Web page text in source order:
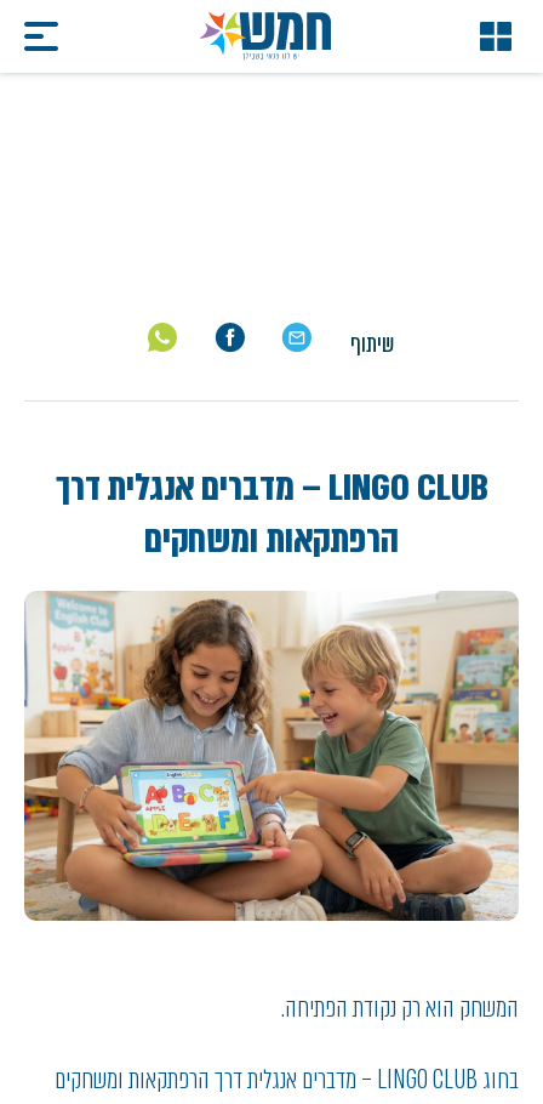
שיתוף
LINGO CLUB – מדברים אנגלית דרך
הרפתקאות ומשחקים
המשחק הוא רק נקודת הפתיחה.
בחוג LINGO CLUB – מדברים אנגלית דרך הרפתקאות ומשחקים